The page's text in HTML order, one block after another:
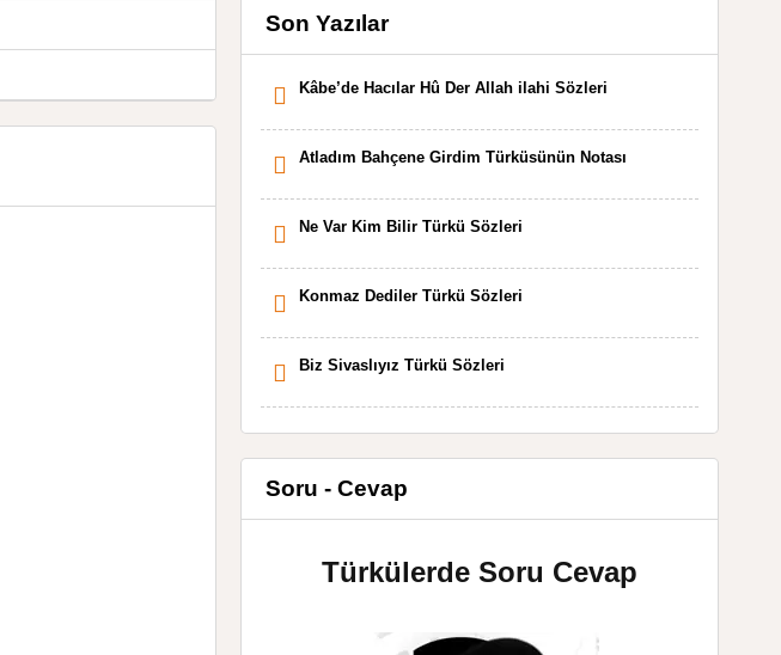
Son Yazılar
Kâbe’de Hacılar Hû Der Allah ilahi Sözleri
Atladım Bahçene Girdim Türküsünün Notası
Ne Var Kim Bilir Türkü Sözleri
Konmaz Dediler Türkü Sözleri
Biz Sivaslıyız Türkü Sözleri
Soru - Cevap
Türkülerde Soru Cevap